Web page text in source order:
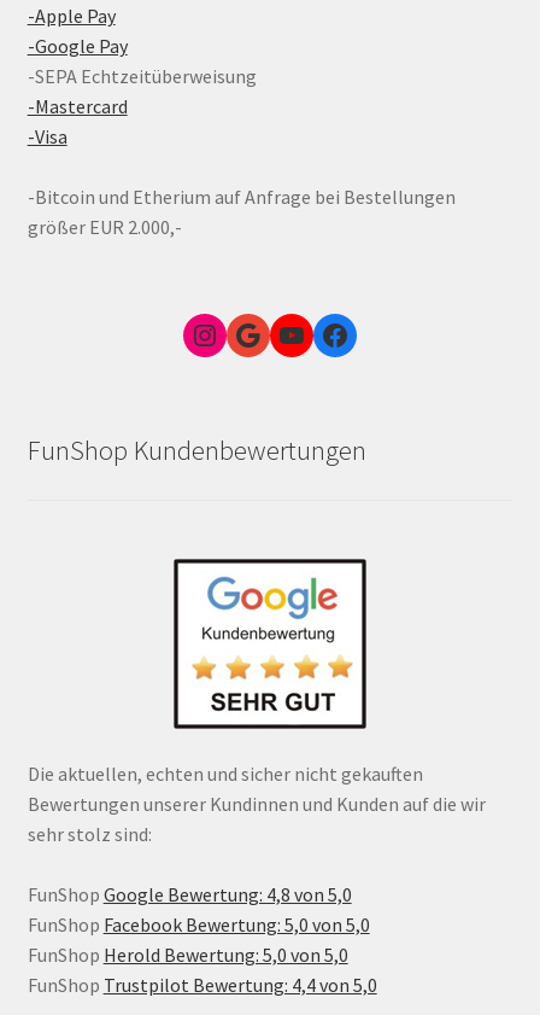
-Apple Pay
-Google Pay
-SEPA Echtzeitüberweisung
-Mastercard
-Visa
-Bitcoin und Etherium auf Anfrage bei Bestellungen
größer EUR 2.000,-
Instagram
Google Link zum FunShop WienYouTubeFacebook
FunShop Kundenbewertungen
Die aktuellen, echten und sicher nicht gekauften
Bewertungen unserer Kundinnen und Kunden auf die wir
sehr stolz sind:
FunShop Google Bewertung: 4,8 von 5,0
FunShop Facebook Bewertung: 5,0 von 5,0
FunShop Herold Bewertung: 5,0 von 5,0
FunShop Trustpilot Bewertung: 4,4 von 5,0